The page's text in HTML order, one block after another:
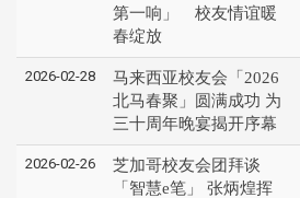
第一响」 校友情谊暖
春绽放
2026-02-28
马来西亚校友会「2026
北马春聚」圆满成功 为
三十周年晚宴揭开序幕
2026-02-26
芝加哥校友会团拜谈
「智慧e笔」 张炳煌挥